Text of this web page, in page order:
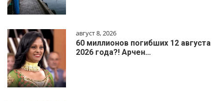
август 8, 2026
60 миллионов погибших 12 августа
2026 года?! Арчен…